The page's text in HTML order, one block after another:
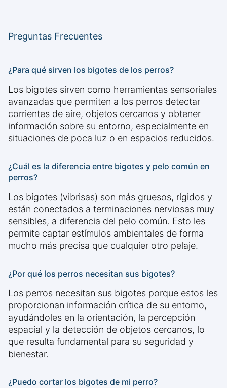
Preguntas Frecuentes
¿Para qué sirven los bigotes de los perros?
Los bigotes sirven como herramientas sensoriales
avanzadas que permiten a los perros detectar
corrientes de aire, objetos cercanos y obtener
información sobre su entorno, especialmente en
situaciones de poca luz o en espacios reducidos.
¿Cuál es la diferencia entre bigotes y pelo común en
perros?
Los bigotes (vibrisas) son más gruesos, rígidos y
están conectados a terminaciones nerviosas muy
sensibles, a diferencia del pelo común. Esto les
permite captar estímulos ambientales de forma
mucho más precisa que cualquier otro pelaje.
¿Por qué los perros necesitan sus bigotes?
Los perros necesitan sus bigotes porque estos les
proporcionan información crítica de su entorno,
ayudándoles en la orientación, la percepción
espacial y la detección de objetos cercanos, lo
que resulta fundamental para su seguridad y
bienestar.
¿Puedo cortar los bigotes de mi perro?